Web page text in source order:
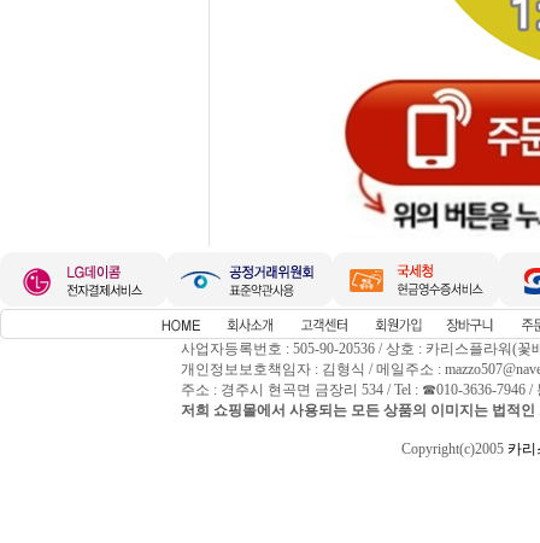
사업자등록번호 : 505-90-20536 / 상호 : 카리스플라워(꽃
개인정보보호책임자 : 김형식 / 메일주소 :
주소 : 경주시 현곡면 금장리 534 / Tel : ☎010-3636-7946
저희 쇼핑몰에서 사용되는 모든 상품의 이미지는 법적
Copyright(c)2005 카리